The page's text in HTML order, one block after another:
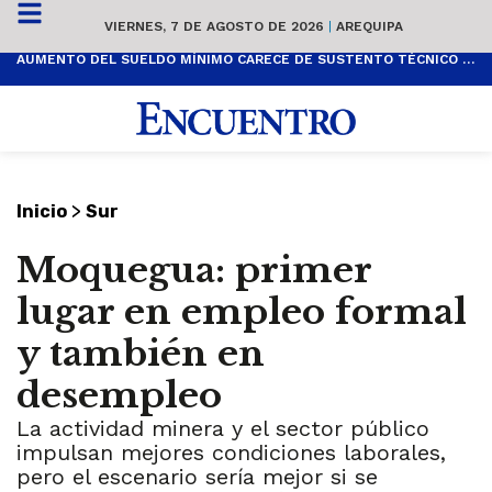
VIERNES, 7 DE AGOSTO DE 2026 | AREQUIPA
AUMENTO DEL SUELDO MÍNIMO CARECE DE SUSTENTO TÉCNICO Y ES POPULISTA
Inicio > Sur
Moquegua: primer
lugar en empleo formal
y también en
desempleo
La actividad minera y el sector público
impulsan mejores condiciones laborales,
pero el escenario sería mejor si se